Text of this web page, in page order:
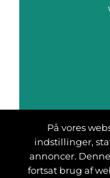
På vores
indstillinger,
annoncer.
fortsat brug af